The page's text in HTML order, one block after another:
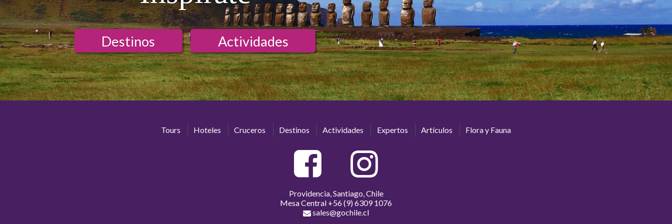
Destinos Actividades
Tours Hoteles Cruceros Destinos Actividades Expertos Artículos Flora y Fauna
Providencia, Santiago, Chile
Mesa Central +56 (9) 6309 1076
sales@gochile.cl